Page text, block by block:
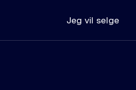
Jeg vil selge